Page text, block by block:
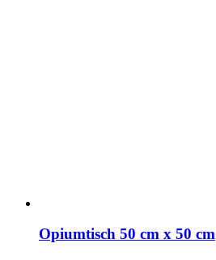
Opiumtisch 50 cm x 50 cm